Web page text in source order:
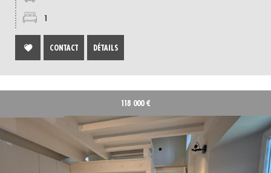
1
CONTACT DÉTAILS
118 000 €